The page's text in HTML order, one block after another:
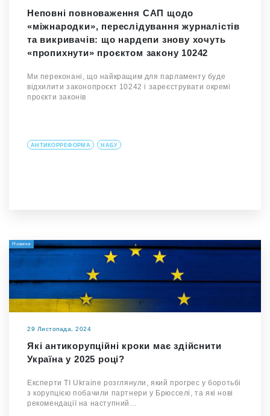
Неповні повноваження САП щодо
«міжнародки», переслідування журналістів
та викривачів: що нардепи знову хочуть
«пропихнути» проєктом закону 10242
Ми переконані, що найкращим для парламенту буде
відхилити законопроєкт 10242 і зареєструвати окремі
проєкти законів
АНТИКОРРЕФОРМА НАБУ
Новини
29 Листопада, 2024
Які антикорупційні кроки має здійснити
Україна у 2025 році?
Експерти TI Ukraine розглянули, який прогрес у боротьбі
з корупцією побачили партнери у Брюсселі, та які нові
рекомендації на наступний…